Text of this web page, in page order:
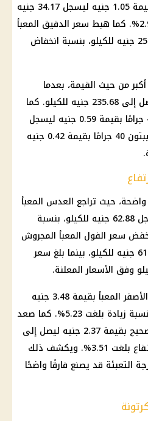
انخفض سعر السكر المعبأ بقيمة 1.05 جنيه ليسجل 34.17 جنيه
للكيلو، بنسبة تراجع بلغت 2.98%. كما هبط سعر الدقيق المعبأ
بقيمة 1.08 جنيه ليسجل 25.25 جنيه للكيلو، بنسبة انخفاض
من حيث القيمة، بعدما
انخفض بقيمة 8.18 جنيه ليصل إلى 235.68 جنيه للكيلو. كما
تراجع شاي العروسة عبوة 40 جرامًا بقيمة 0.59 جنيه ليسجل
10.59 جنيه، وانخفض شاي ليبتون 40 جرامًا بقيمة 0.42 جنيه
حيث تراجع العدس المعبأ
الصحيح بقيمة 4.6 جنيه ليسجل 62.88 جنيه للكيلو، بنسبة
كما انخفض سعر الفول المعبأ المجروش
بقيمة 0.99 جنيه ليسجل 61.98 جنيه للكيلو، بينما بلغ سعر
الأسعارالمعلنة.
وفي المقابل، ارتفع العدس الأصفر المعبأ بقيمة 3.48 جنيه
ليسجل 69.97 جنيه للكيلو، بنسبة زيادة بلغت 5.23%. كما صعد
أحد أصناف العدس المعبأ الصحيح بقيمة 2.37 جنيه ليصل إلى
69.85 جنيه للكيلو، بنسبة ارتفاع بلغت 3.51%. ويكشف ذلك
التعبئة قد يصنع فارقًا واضحًا